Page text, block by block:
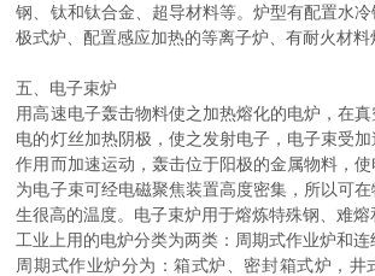
钢、钛和钛合金、超导材料等。炉型有配置水
极式炉、配置感应加热的等离子炉、有耐火材料
五、电子束炉
用高速电子轰击物料使之加热熔化的电炉，在
电的灯丝加热阴极，使之发射电子，电子束受
作用而加速运动，轰击位于阳极的金属物料，
为电子束可经电磁聚焦装置高度密集，所以可
生很高的温度。电子束炉用于熔炼特殊钢、难熔
工业上用的电炉分类为两类：周期式作业炉和连
周期式作业炉分为：箱式炉、密封箱式炉，井